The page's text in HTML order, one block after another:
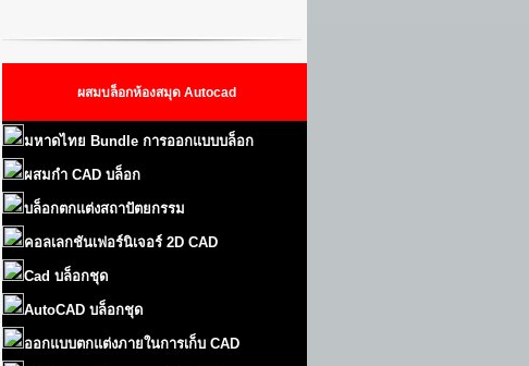
ผสมบล็อกห้องสมุด Autocad
มหาดไทย Bundle การออกแบบบล็อก
ผสมกำ CAD บล็อก
บล็อกตกแต่งสถาปัตยกรรม
คอลเลกชันเฟอร์นิเจอร์ 2D CAD
Cad บล็อกชุด
AutoCAD บล็อกชุด
ออกแบบตกแต่งภายในการเก็บ CAD